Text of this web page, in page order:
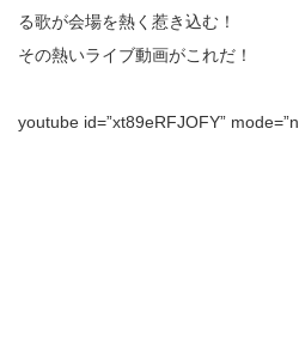
る歌が会場を熱く惹き込む！
その熱いライブ動画がこれだ！
youtube id=”xt89eRFJOFY”